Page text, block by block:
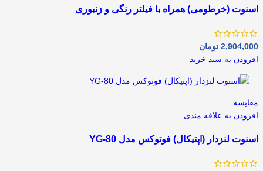
اسنوت (خرطومی) همراه با فیلتر رنگی و زنبوری
2,904,000 تومان
افزودن به سبد خرید
مقايسه
افزودن به علاقه مندی
اسنوت لنزدار (اپتیکال) فوتوکس مدل YG-80